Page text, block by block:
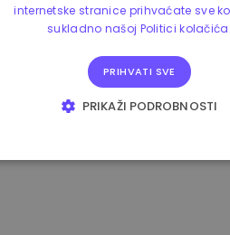
1.160000 € -4.10%
internetske stranice prihvaćate sve
sukladno našoj Politici kolačića.
PRIHVATI SVE
PRIKAŽI PODROBNOSTI